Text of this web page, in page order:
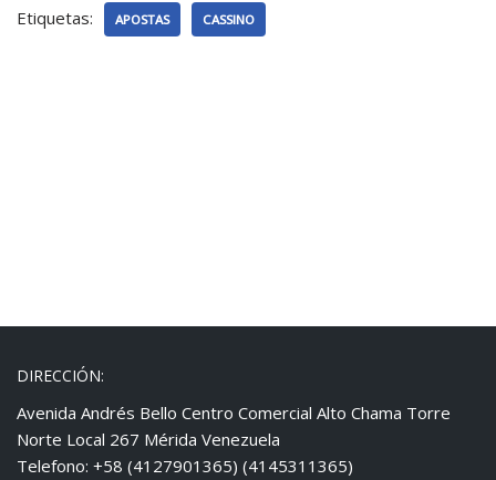
Etiquetas: APOSTAS CASSINO
DIRECCIÓN:
Avenida Andrés Bello Centro Comercial Alto Chama Torre
Norte Local 267 Mérida Venezuela
Telefono: +58 (4127901365) (4145311365)